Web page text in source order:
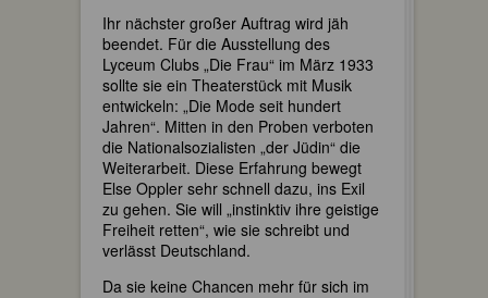
Ihr nächster großer Auftrag wird jäh
beendet. Für die Ausstellung des
Lyceum Clubs „Die Frau“ im März 1933
sollte sie ein Theaterstück mit Musik
entwickeln: „Die Mode seit hundert
Jahren“. Mitten in den Proben verboten
die Nationalsozialisten „der Jüdin“ die
Weiterarbeit. Diese Erfahrung bewegt
Else Oppler sehr schnell dazu, ins Exil
zu gehen. Sie will „instinktiv ihre geistige
Freiheit retten“, wie sie schreibt und
verlässt Deutschland.
Da sie keine Chancen mehr für sich im